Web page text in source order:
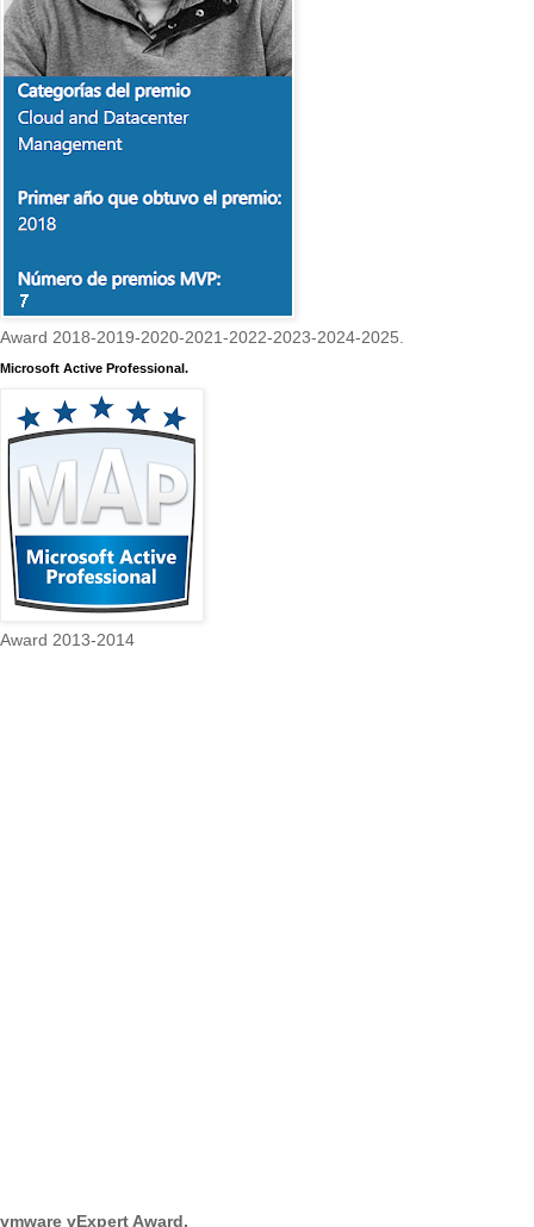
Award 2018-2019-2020-2021-2022-2023-2024-2025.
Microsoft Active Professional.
Award 2013-2014
vmware vExpert Award.